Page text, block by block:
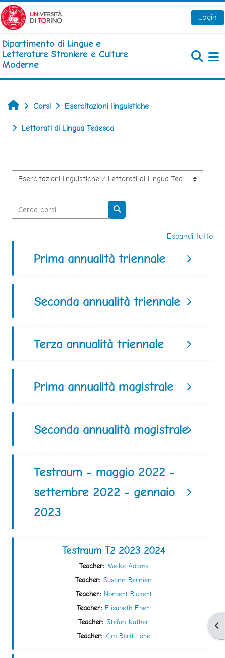
Vai al contenuto principale
Login
Dipartimento di Lingue e
Letterature Straniere e Culture
Moderne
Home
Corsi Esercitazioni linguistiche
Lettorati di Lingua Tedesca
Categorie di corso
Cerca corsi
Espandi tutto
Prima annualità triennale
Seconda annualità triennale
Terza annualità triennale
Prima annualità magistrale
Seconda annualità magistrale
Testraum - maggio 2022 -
settembre 2022 - gennaio
2023
Testraum T2 2023 2024
Teacher: Meike Adams
Teacher: Susann Bernien
Teacher: Norbert Bickert
Teacher: Elisabeth Eberl
Teacher: Stefan Kather
Teacher: Kim Berit Lohe